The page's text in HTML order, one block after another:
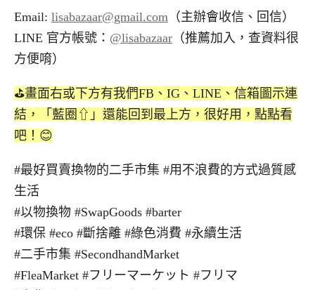
Email: lisabazaar@gmail.com （主辦會收信、回信）
LINE 官方帳號： @lisabazaar （推薦加入，查資料很
方便唷）
⛳️畫面右或下方有我們FB、IG、LINE、信箱圖示連
結，「藍圈⇧」還能回到最上方，很好用，點點看
吧！😊
#最好買賣換物的二手市集 #用不浪費的方式過質感
生活
#以物換物 #SwapGoods #barter
#環保 #eco #斷捨離 #綠色消費 #永續生活
#二手市集 #SecondhandMarket
#FleaMarket #フリーマーケット #フリマ